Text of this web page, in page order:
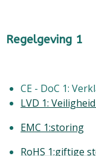
Regelgeving 1
CE - DoC 1:
LVD 1:
EMC 1:storing
RoHS 1:giftige